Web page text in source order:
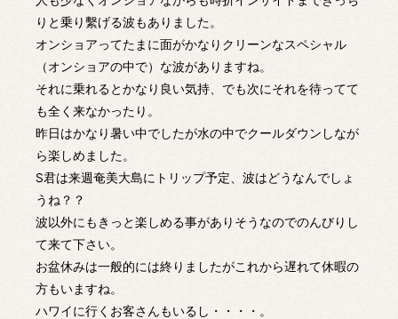
りと乗り繫げる波もありました。
オンショアってたまに面がかなりクリーンなスペシャル
（オンショアの中で）な波がありますね。
それに乗れるとかなり良い気持、でも次にそれを待ってて
も全く来なかったり。
昨日はかなり暑い中でしたが水の中でクールダウンしなが
ら楽しめました。
S君は来週奄美大島にトリップ予定、波はどうなんでしょ
うね？？
波以外にもきっと楽しめる事がありそうなのでのんびりし
て来て下さい。
お盆休みは一般的には終りましたがこれから遅れて休暇の
方もいますね。
ハワイに行くお客さんもいるし・・・・。